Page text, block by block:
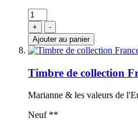
+
-
Ajouter au panier
Timbre de collection
Marianne & les valeurs de
Neuf **